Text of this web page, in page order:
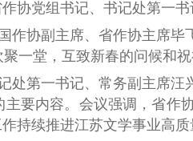
协党组书记、书记处第一
作协副主席、省作协主席
一堂，互致新春的问候和祝
处第一书记、常务副主席
要内容。会议强调，省作
持续推进江苏文学事业高